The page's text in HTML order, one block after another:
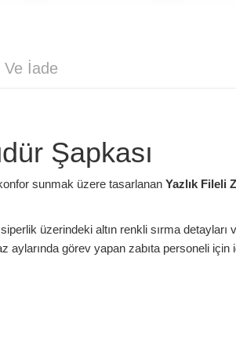
Ve İade
Şapkası
sunmak üzere tasarlanan Yazlık Fileli
üzerindeki altın renkli sırma
aylarında görev yapan zabıta personeli için